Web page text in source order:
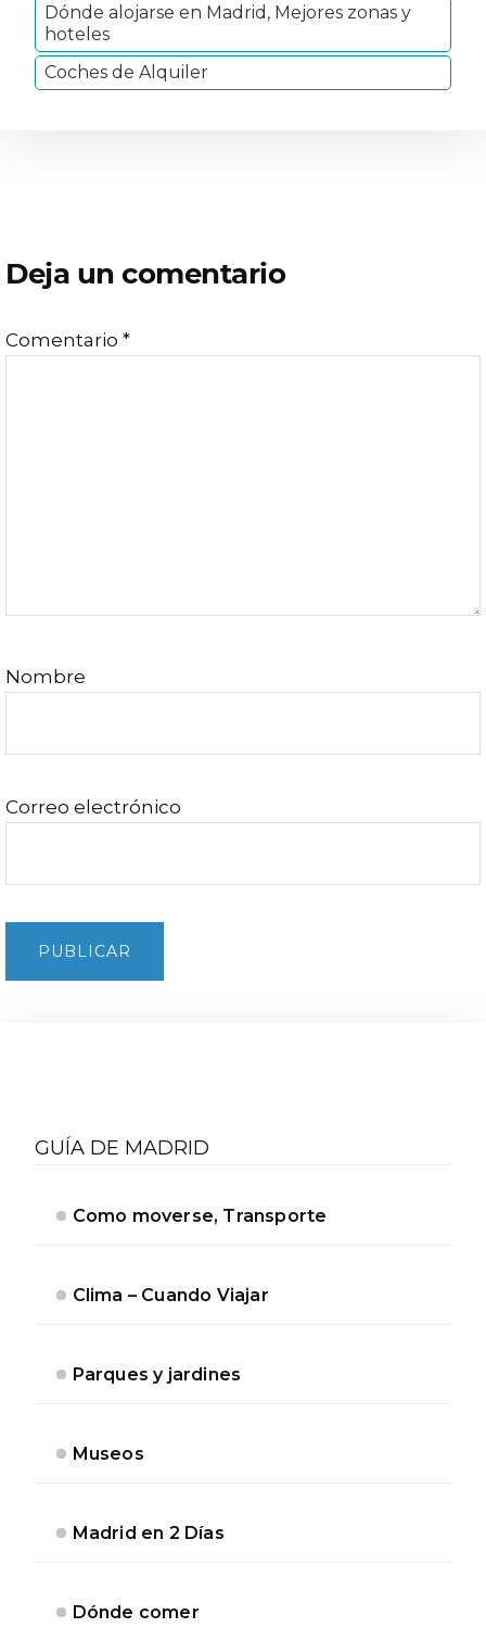
Dónde alojarse en Madrid, Mejores zonas y
hoteles
Coches de Alquiler
con
los
Deja un comentario
Comentario *
Nombre
Correo electrónico
lateral
GUÍA DE MADRID
Como moverse, Transporte
Clima – Cuando Viajar
Parques y jardines
Museos
Madrid en 2 Días
Dónde comer